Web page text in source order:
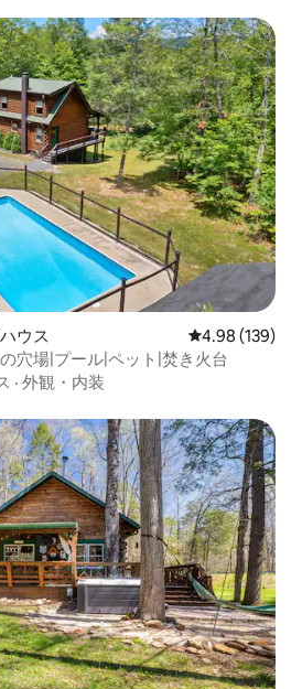
です。
ウス レビュー139
4.98 (139)
穴場|プール|ペット|焚き火台
· 外観・内装
です。